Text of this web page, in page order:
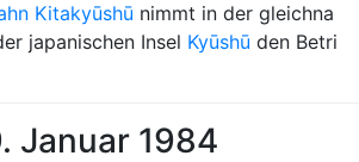
Kitakyūshū nimmt in der gleichna
japanischen Insel Kyūshū den Betri
Januar 1984